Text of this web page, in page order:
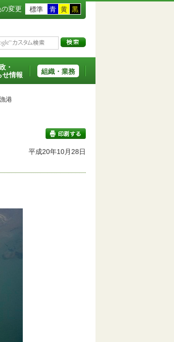
の変更 標準 青 黄 黒
・
せ情報
組織・業務
港
印刷する
平成20年10月28日